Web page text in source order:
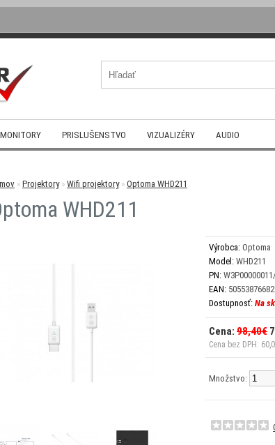
MONITORY PRISLUŠENSTVO VIZUALIZÉRY AUDIO
» Projektory» Wifi projektory» Optoma WHD211
WHD211
Výrobca: Optoma
Model: WHD211
PN:
EAN:
Dostupnosť: Na
Cena: 98,40€
Cena bez DPH:
Množstvo: